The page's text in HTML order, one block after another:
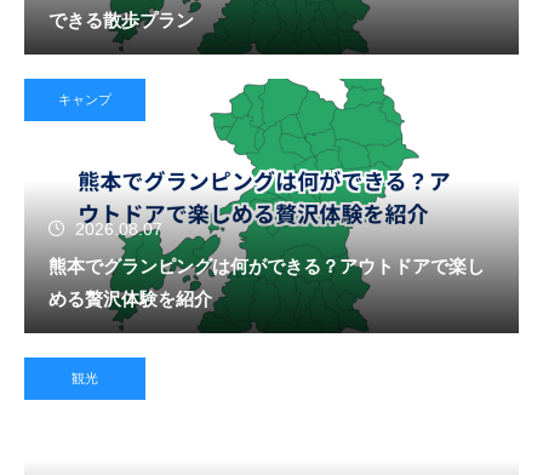
できる散歩プラン
キャンプ
2026.08.07
熊本でグランピングは何ができる？アウトドアで楽し
める贅沢体験を紹介
観光